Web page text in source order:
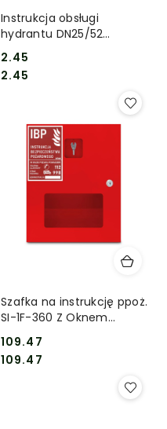
Instrukcja obsługi
hydrantu DN25/52
płaskosład.FB
Cena:
2.45
Cena:
2.45
Szafka na instrukcję ppoż.
SI-1F-360 Z Oknem
PATENT
Cena:
109.47
Cena:
109.47